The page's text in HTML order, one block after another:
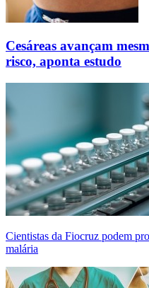
Cesáreas avançam
risco, aponta estudo
Cientistas da Fiocruz podem
malária